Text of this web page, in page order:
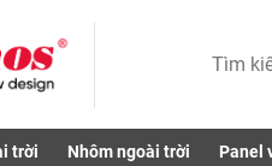
trời Nhôm ngoài trời Panel